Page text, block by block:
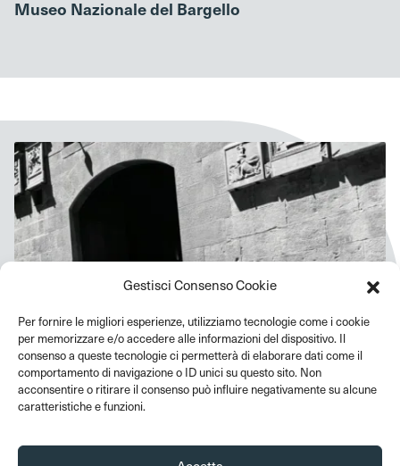
Gestisci Consenso Cookie
Per fornire le migliori esperienze, utilizziamo tecnologie come i cookie
per memorizzare e/o accedere alle informazioni del dispositivo. Il
consenso a queste tecnologie ci permetterà di elaborare dati come il
comportamento di navigazione o ID unici su questo sito. Non
acconsentire o ritirare il consenso può influire negativamente su alcune
caratteristiche e funzioni.
Museo Nazionale del Bargello